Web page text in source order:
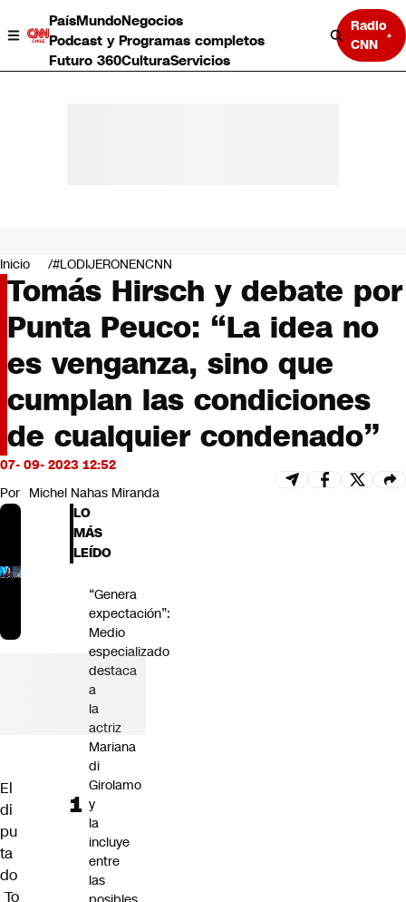
PaísMundoNegocios
Podcast y Programas completos
Futuro 360CulturaServicios
Radio
CNN
Negocios
Deportes
Programas completos
Cultura
Servicios
Bits
CNN tiempo
Futuro 360
Opinión
Inicio #LODIJERONENCNN
Tomás Hirsch y debate por
Punta Peuco: “La idea no
es venganza, sino que
cumplan las condiciones
de cualquier condenado”
07- 09- 2023 12:52
Por Michel Nahas Miranda
El
di
pu
ta
do
To
LO
MÁS
LEÍDO
“Genera
expectación”:
Medio
especializado
destaca
a
la
actriz
Mariana
di
Girolamo
y
la
incluye
entre
las